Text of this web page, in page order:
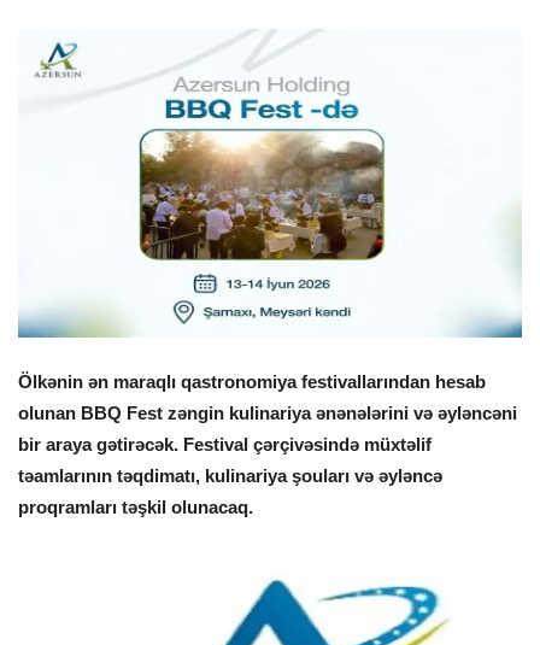
Digər
Ölkənin ən maraqlı qastronomiya festivallarından hesab
olunan BBQ Fest zəngin kulinariya ənənələrini və əyləncəni
bir araya gətirəcək. Festival çərçivəsində müxtəlif
təamlarının təqdimatı, kulinariya şouları və əyləncə
proqramları təşkil olunacaq.